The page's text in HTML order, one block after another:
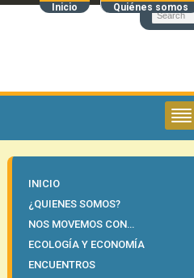
Inicio Quiénes somos
INICIO
¿QUIENES SOMOS?
NOS MOVEMOS CON…
ECOLOGÍA Y ECONOMÍA
ENCUENTROS